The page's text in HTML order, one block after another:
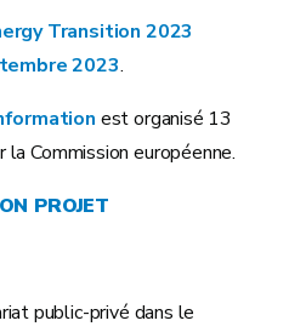
Transition 2023
2023.
est organisé 13
Commission européenne.
PROJET
public-privé dans le